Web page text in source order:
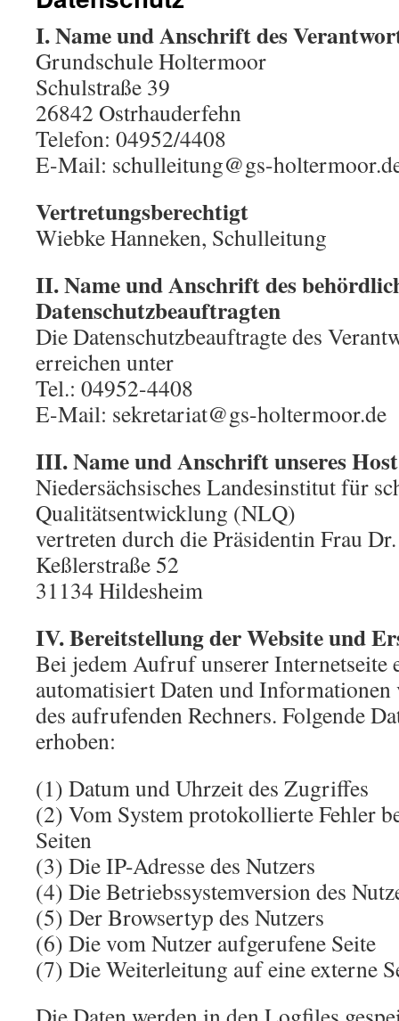
I. Name und Anschrift des
Grundschule Holtermoor
Schulstraße 39
26842 Ostrhauderfehn
Telefon: 04952/4408
E-Mail: schulleitung@gs-
Vertretungsberechtigt
Wiebke Hanneken, Schulleitung
II. Name und Anschrift des
Datenschutzbeauftragten
Die Datenschutzbeauftragte des
erreichen unter
Tel.: 04952-4408
E-Mail: sekretariat@gs-holtermoor.de
III. Name und Anschrift unseres
Niedersächsisches Landesinstitut für
Qualitätsentwicklung (NLQ)
vertreten durch die Präsidentin Frau
Keßlerstraße 52
31134 Hildesheim
IV. Bereitstellung der Website und
Bei jedem Aufruf unserer Internetseite
automatisiert Daten und
des aufrufenden Rechners. Folgende
erhoben:
(1) Datum und Uhrzeit des Zugriffes
(2) Vom System protokollierte Fehler
Seiten
(3) Die IP-Adresse des Nutzers
(4) Die Betriebssystemversion des
(5) Der Browsertyp des Nutzers
(6) Die vom Nutzer aufgerufene Seite
(7) Die Weiterleitung auf eine externe